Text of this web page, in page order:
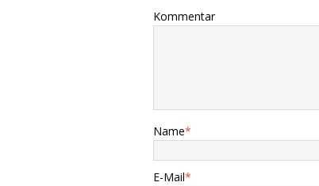
Kommentar
Name*
E-Mail*